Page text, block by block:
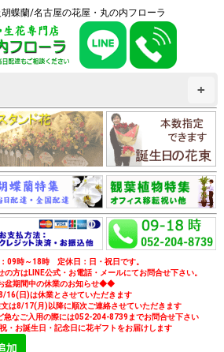
蝶蘭/名古屋の花屋・丸の内フローラ
+
09時～18時 定休日：日・祝日です。
方はLINE公式・お電話・メールにてお問合せ下さい。
期間中の休業のお知らせ◆◆
16(日)は休業とさせていただきます
は8/17(月)以降に順次ご連絡させていただきます
急なご入用の際には052-204-8739までお問合せ下さい
・お誕生日・記念日に花ギフトをお届けします